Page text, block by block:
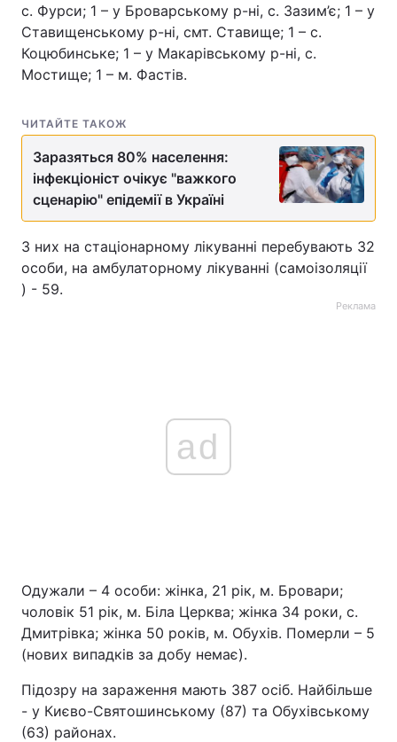
с. Фурси; 1 – у Броварському р-ні, с. Зазим’є; 1 – у
Ставищенському р-ні, смт. Ставище; 1 – с.
Коцюбинське; 1 – у Макарівському р-ні, с.
Мостище; 1 – м. Фастів.
ЧИТАЙТЕ ТАКОЖ
Заразяться 80% населення:
інфекціоніст очікує "важкого
сценарію" епідемії в Україні
З них на стаціонарному лікуванні перебувають 32
особи, на амбулаторному лікуванні (самоізоляції
) - 59.
Реклама
ad
Одужали – 4 особи: жінка, 21 рік, м. Бровари;
чоловік 51 рік, м. Біла Церква; жінка 34 роки, с.
Дмитрівка; жінка 50 років, м. Обухів. Померли – 5
(нових випадків за добу немає).
Підозру на зараження мають 387 осіб. Найбільше
- у Києво-Святошинському (87) та Обухівському
(63) районах.